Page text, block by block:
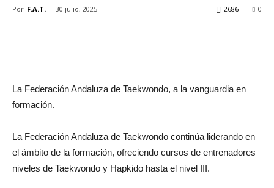
Por F.A.T. - 30 julio, 2025 0
2686
La Federación Andaluza de Taekwondo, a la vanguardia en
formación.
La Federación Andaluza de Taekwondo continúa liderando en
el ámbito de la formación, ofreciendo cursos de entrenadores
niveles de Taekwondo y Hapkido hasta el nivel III.